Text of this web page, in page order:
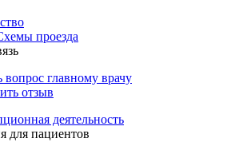
проезда
вопрос главному врачу
отзыв
деятельность
для пациентов